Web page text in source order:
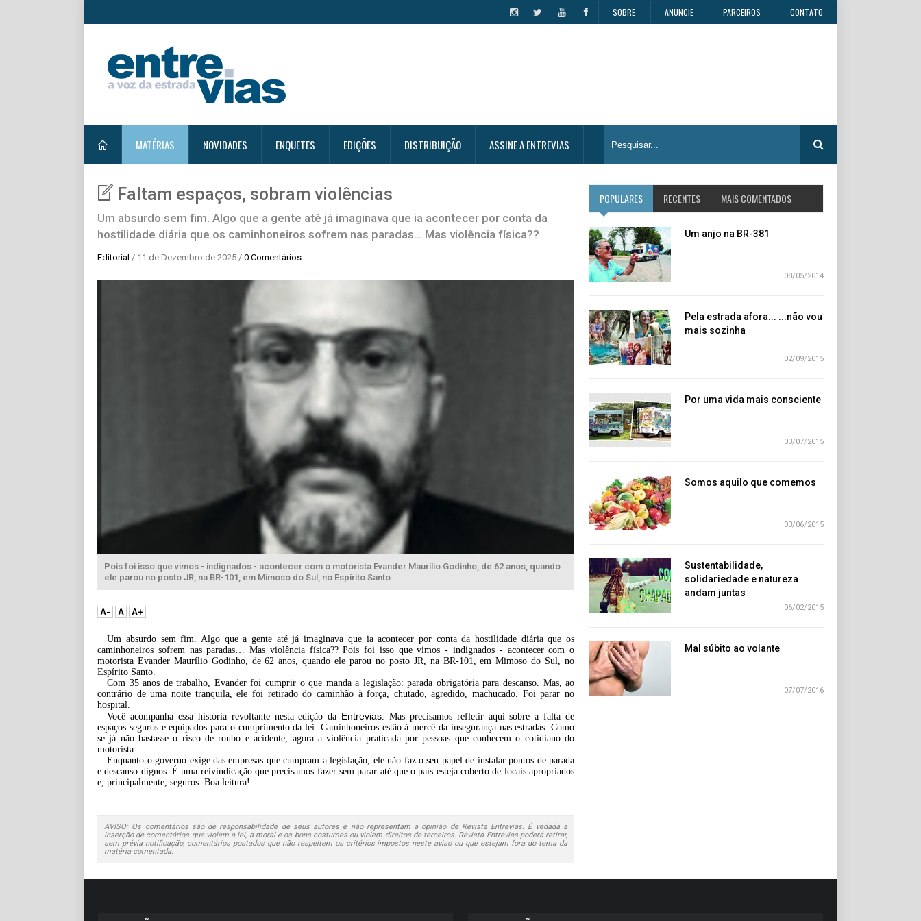
SOBRE ANUNCIE PARCEIROS CONTATO
MATÉRIAS NOVIDADES ENQUETES EDIÇÕES DISTRIBUIÇÃO ASSINE A ENTREVIAS
Faltam espaços, sobram violências
Um absurdo sem fim. Algo que a gente até já imaginava que ia acontecer por conta da
hostilidade diária que os caminhoneiros sofrem nas paradas… Mas violência física??
Editorial / 11 de Dezembro de 2025 / 0 Comentários
Pois foi isso que vimos - indignados - acontecer com o motorista Evander Maurílio Godinho, de 62 anos, quando
ele parou no posto JR, na BR-101, em Mimoso do Sul, no Espírito Santo.
A- A A+
Um absurdo sem fim. Algo que a gente até já imaginava que ia acontecer por conta da hostilidade diária que os
caminhoneiros sofrem nas paradas… Mas violência física?? Pois foi isso que vimos - indignados - acontecer com o
motorista Evander Maurílio Godinho, de 62 anos, quando ele parou no posto JR, na BR-101, em Mimoso do Sul, no
Espírito Santo.
Com 35 anos de trabalho, Evander foi cumprir o que manda a legislação: parada obrigatória para descanso. Mas, ao
contrário de uma noite tranquila, ele foi retirado do caminhão à força, chutado, agredido, machucado. Foi parar no
hospital.
Você acompanha essa história revoltante nesta edição da Entrevias . Mas precisamos refletir aqui sobre a falta de
espaços seguros e equipados para o cumprimento da lei. Caminhoneiros estão à mercê da insegurança nas estradas. Como
se já não bastasse o risco de roubo e acidente, agora a violência praticada por pessoas que conhecem o cotidiano do
motorista.
Enquanto o governo exige das empresas que cumpram a legislação, ele não faz o seu papel de instalar pontos de parada
e descanso dignos. É uma reivindicação que precisamos fazer sem parar até que o país esteja coberto de locais apropriados
e, principalmente, seguros. Boa leitura!
AVISO: Os comentários são de responsabilidade de seus autores e não representam a opinião de Revista Entrevias. É vedada a
inserção de comentários que violem a lei, a moral e os bons costumes ou violem direitos de terceiros. Revista Entrevias poderá retirar,
sem prévia notificação, comentários postados que não respeitem os critérios impostos neste aviso ou que estejam fora do tema da
matéria comentada.
POPULARES RECENTES MAIS COMENTADOS
Um anjo na BR-381
08/05/2014
Pela estrada afora... ...não vou
mais sozinha
02/09/2015
Por uma vida mais consciente
03/07/2015
Somos aquilo que comemos
03/06/2015
Sustentabilidade,
solidariedade e natureza
andam juntas
06/02/2015
Mal súbito ao volante
07/07/2016